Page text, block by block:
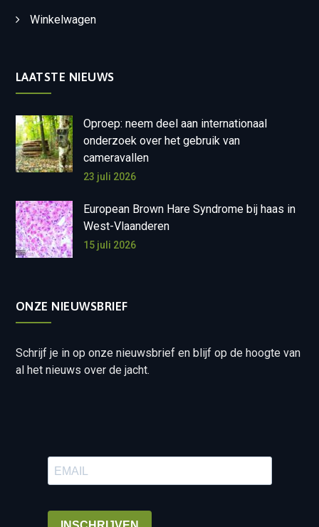
Winkelwagen
LAATSTE NIEUWS
Oproep: neem deel aan internationaal
onderzoek over het gebruik van
cameravallen
23 juli 2026
European Brown Hare Syndrome bij haas in
West-Vlaanderen
15 juli 2026
ONZE NIEUWSBRIEF
Schrijf je in op onze nieuwsbrief en blijf op de hoogte van
al het nieuws over de jacht.